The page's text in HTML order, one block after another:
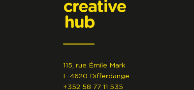
115, rue Émile Mark
L-4620 Differdange
+352 58 77 11 535